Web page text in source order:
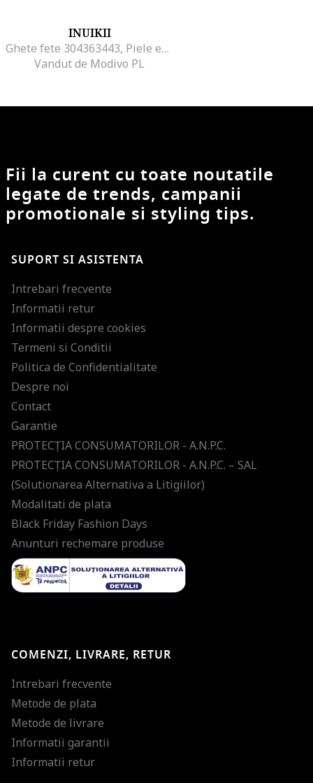
INUIKII
Ghete fete 304363443, Piele ecologica, 34 EU, Roz
Vandut de Modivo PL
Fii la curent cu toate noutatile
legate de trends, campanii
promotionale si styling tips.
SUPORT SI ASISTENTA
Intrebari frecvente
Informatii retur
Informatii despre cookies
Termeni si Conditii
Politica de Confidentialitate
Despre noi
Contact
Garantie
PROTECŢIA CONSUMATORILOR - A.N.P.C.
PROTECŢIA CONSUMATORILOR - A.N.P.C. – SAL
(Solutionarea Alternativa a Litigiilor)
Modalitati de plata
Black Friday Fashion Days
Anunturi rechemare produse
COMENZI, LIVRARE, RETUR
Intrebari frecvente
Metode de plata
Metode de livrare
Informatii garantii
Informatii retur